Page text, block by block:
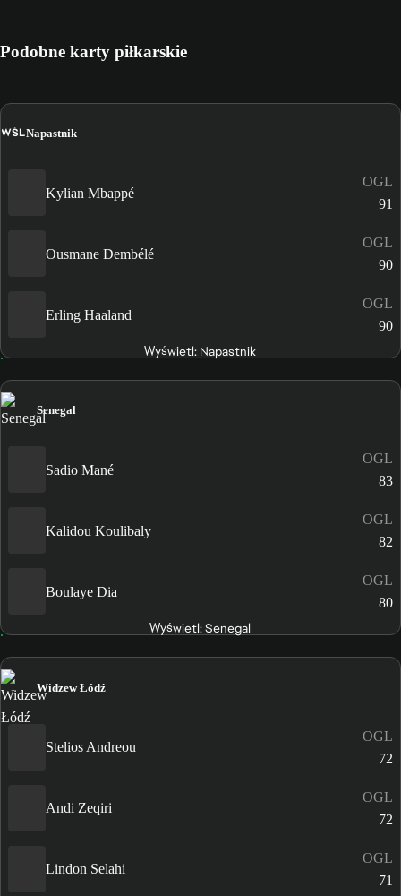
Podobne karty piłkarskie
WŚLNapastnik
Kylian Mbappé
OGL
91
Ousmane Dembélé
OGL
90
Erling Haaland
OGL
90
Wyświetl: Napastnik
Senegal
Sadio Mané
OGL
83
Kalidou Koulibaly
OGL
82
Boulaye Dia
OGL
80
Wyświetl: Senegal
Widzew Łódź
Stelios Andreou
OGL
72
Andi Zeqiri
OGL
72
Lindon Selahi
OGL
71